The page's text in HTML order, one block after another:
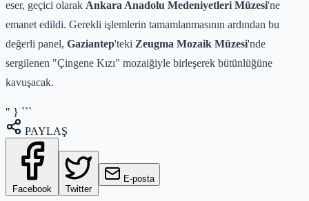
eser, geçici olarak Ankara Anadolu Medeniyetleri Müzesi'ne
emanet edildi. Gerekli işlemlerin tamamlanmasının ardından bu
değerli panel, Gaziantep'teki Zeugma Mozaik Müzesi'nde
sergilenen "Çingene Kızı" mozaiğiyle birleşerek bütünlüğüne
kavuşacak.
" } ```
PAYLAŞ
Facebook Twitter
E-posta